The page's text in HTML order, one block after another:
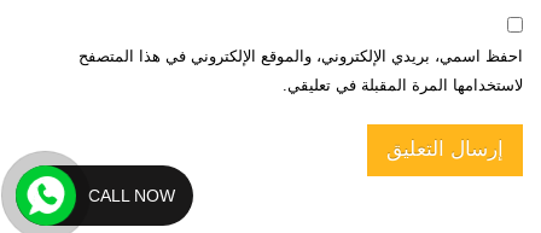
احفظ اسمي، بريدي الإلكتروني، والموقع الإلكتروني في هذا المتصفح
لاستخدامها المرة المقبلة في تعليقي.
CALL NOW